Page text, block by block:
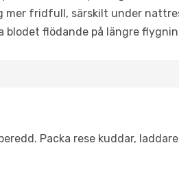
mer fridfull, särskilt under
flödande på längre
Packa rese kuddar,